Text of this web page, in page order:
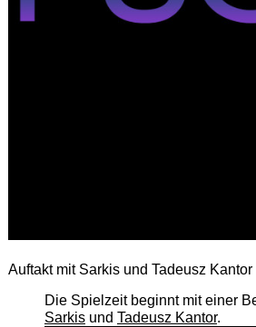
Auftakt mit Sarkis und Tadeusz Kantor
Die Spielzeit beginnt mit einer
Sarkisund Tadeusz Kantor.